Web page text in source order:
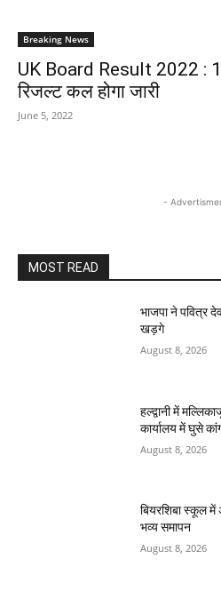
Breaking News
UK Board Result 2022 :
रिजल्ट कल होगा जारी
June 5, 2022
-
MOST READ
भाजपा ने पवित्र
खड़गे
August 8, 2026
हल्द्वानी में
कार्यालय में घुसे
August 8, 2026
बियरशिबा स्कूल में
भव्य समापन
August 8, 2026